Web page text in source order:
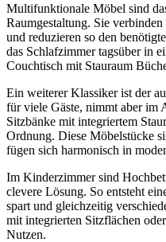
Multifunktionale Möbel sind
Raumgestaltung. Sie
und reduzieren so den
das Schlafzimmer tagsüber in
Couchtisch mit Stauraum
Ein weiterer Klassiker ist der
für viele Gäste, nimmt aber im
Sitzbänke mit integriertem
Ordnung. Diese Möbelstücke
fügen sich harmonisch in
Im Kinderzimmer sind
clevere Lösung. So entsteht
spart und gleichzeitig
mit integrierten Sitzflächen
Nutzen.